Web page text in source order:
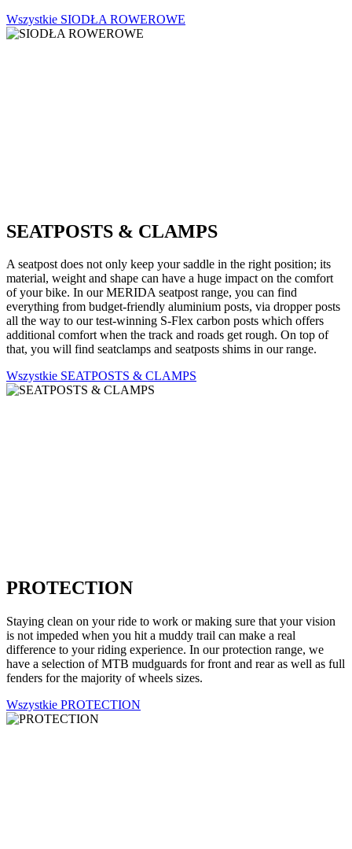
Wszystkie SIODŁA ROWEROWE
SEATPOSTS & CLAMPS
A seatpost does not only keep your saddle in the right position; its
material, weight and shape can have a huge impact on the comfort
of your bike. In our MERIDA seatpost range, you can find
everything from budget-friendly aluminium posts, via dropper posts
all the way to our test-winning S-Flex carbon posts which offers
additional comfort when the track and roads get rough. On top of
that, you will find seatclamps and seatposts shims in our range.
Wszystkie SEATPOSTS & CLAMPS
PROTECTION
Staying clean on your ride to work or making sure that your vision
is not impeded when you hit a muddy trail can make a real
difference to your riding experience. In our protection range, we
have a selection of MTB mudguards for front and rear as well as full
fenders for the majority of wheels sizes.
Wszystkie PROTECTION